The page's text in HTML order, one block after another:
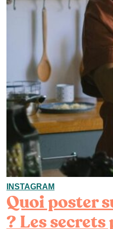
INSTAGRAM
Quoi poster
? Les secrets